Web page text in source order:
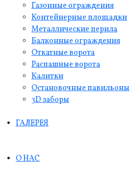
Газонные ограждения
Контейнерные площадки
Металлические перила
Балконные ограждения
Откатные ворота
Распашные ворота
Калитки
Остановочные павильоны
3D заборы
ГАЛЕРЕЯ
О НАС